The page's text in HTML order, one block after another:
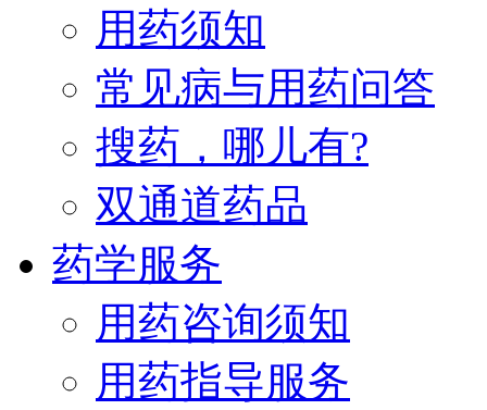
用药须知
常见病与用药问答
搜药，哪儿有?
双通道药品
药学服务
用药咨询须知
用药指导服务